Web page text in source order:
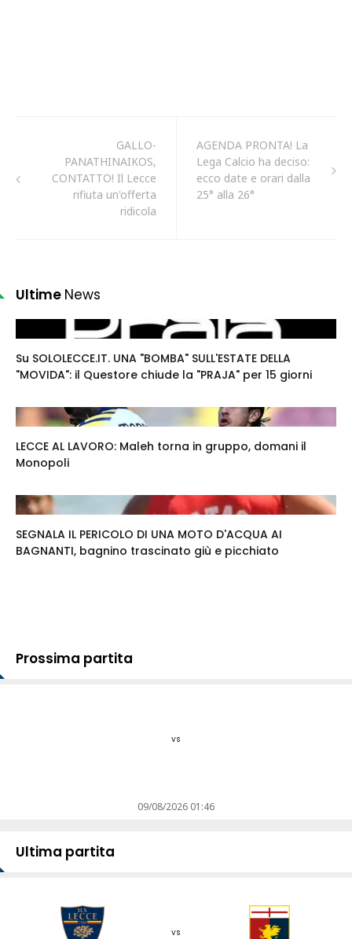
GALLO-
PANATHINAIKOS,
CONTATTO! Il Lecce
rifiuta un'offerta
ridicola
AGENDA PRONTA! La
Lega Calcio ha deciso:
ecco date e orari dalla
25° alla 26°
Ultime News
Su SOLOLECCE.IT. UNA "BOMBA" SULL'ESTATE DELLA
"MOVIDA": il Questore chiude la "PRAJA" per 15 giorni
LECCE AL LAVORO: Maleh torna in gruppo, domani il
Monopoli
SEGNALA IL PERICOLO DI UNA MOTO D'ACQUA AI
BAGNANTI, bagnino trascinato giù e picchiato
Prossima partita
vs
09/08/2026 01:46
Ultima partita
vs